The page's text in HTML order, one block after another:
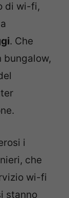
di wi-fi,
. Che
bungalow,
i
che
wi-fi
stanno